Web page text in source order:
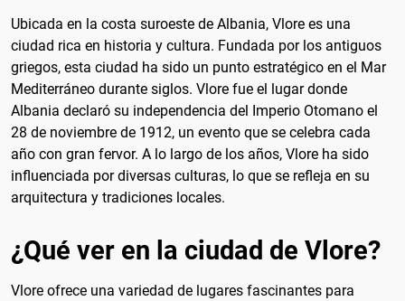
Ubicada en la costa suroeste de Albania, Vlore es una
ciudad rica en historia y cultura. Fundada por los antiguos
griegos, esta ciudad ha sido un punto estratégico en el Mar
Mediterráneo durante siglos. Vlore fue el lugar donde
Albania declaró su independencia del Imperio Otomano el
28 de noviembre de 1912, un evento que se celebra cada
año con gran fervor. A lo largo de los años, Vlore ha sido
influenciada por diversas culturas, lo que se refleja en su
arquitectura y tradiciones locales.
¿Qué ver en la ciudad de Vlore?
Vlore ofrece una variedad de lugares fascinantes para